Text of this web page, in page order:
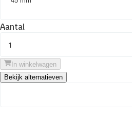
Aantal
1
In winkelwagen
Bekijk alternatieven